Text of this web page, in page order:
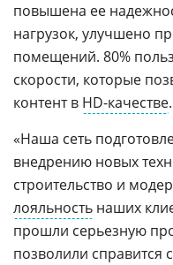
повышена ее
нагрузок, улучшено
помещений. 80%
скорости, которые
контент в HD-качестве.
«Наша сеть
внедрению новых
строительство и
лояльность наших
прошли серьезную
позволили справится